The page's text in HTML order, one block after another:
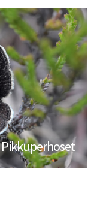
Pikkuperhoset